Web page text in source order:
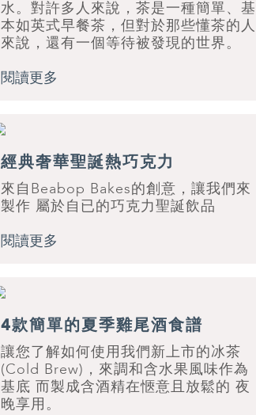
水。對許多人來說，茶是一種簡單、基
本如英式早餐茶，但對於那些懂茶的人
來說，還有一個等待被發現的世界。
閱讀更多
經典奢華聖誕熱巧克力
來自Beabop Bakes的創意，讓我們來
製作 屬於自已的巧克力聖誕飲品
閱讀更多
4款簡單的夏季雞尾酒食譜
讓您了解如何使用我們新上市的冰茶
(Cold Brew)，來調和含水果風味作為
基底 而製成含酒精在愜意且放鬆的 夜
晚享用。